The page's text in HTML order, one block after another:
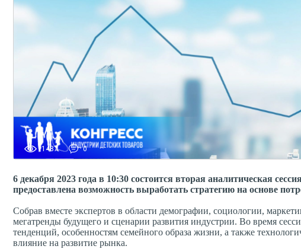
1487 0
6 декабря 2023 года в 10:30 состоится вторая аналитическая
предоставлена возможность выработать стратегию на основе
Собрав вместе экспертов в области демографии, социологии,
мегатренды будущего и сценарии развития индустрии. Во время
тенденций, особенностям семейного образа жизни, а также
влияние на развитие рынка.